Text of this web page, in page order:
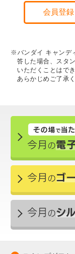
会員登
※バンダイ キャンデ
答した場合、スタ
いただくことはで
あらかじめご了承く